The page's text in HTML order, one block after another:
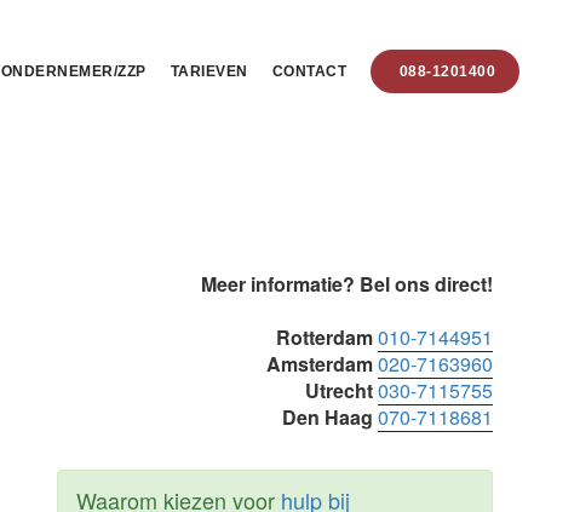
ONDERNEMER/ZZP TARIEVEN CONTACT 088-1201400
Meer informatie? Bel ons direct!
Rotterdam010-7144951
Amsterdam020-7163960
Utrecht030-7115755
Den Haag 070-7118681
Waarom kiezen voor hulp bij